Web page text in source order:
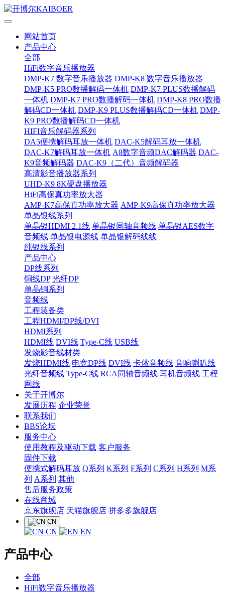
网站首页
产品中心
全部
HiFi数字音乐播放器
DMP-K7 数字音乐播放器 DMP-K8 数字音乐播放器
DMP-K5 PRO数播解码一体机 DMP-K7 PLUS数播解码
一体机 DMP-K7 PRO数播解码一体机 DMP-K8 PRO数播
解码CD一体机 DMP-K9 PLUS数播解码CD一体机 DMP-
K9 PRO数播解码CD一体机
HIFI音乐解码器系列
DA5便携解码耳放一体机 DAC-K5解码耳放一体机
DAC-K7解码耳放一体机 A8数字音频DAC解码器 DAC-
K9音频解码器 DAC-K9（二代）音频解码器
高清影音播放器系列
UHD-K9 8K硬盘播放器
HiFi高保真功率放大器
AMP-K7高保真功率放大器 AMP-K9高保真功率放大器
单晶银线系列
单晶银HDMI 2.1线 单晶银同轴音频线 单晶银AES数字
音频线 单晶银电源线 单晶银解码线线
纯银线系列
产品中心
DP线系列
铜线DP 光纤DP
单晶铜系列
音频线
工程装备类
工程HDMI/DP线/DVI
HDMI系列
HDMI线 DVI线 Type-C线 USB线
发烧影音线材类
发烧HDMI线 电竞DP线 DVI线 卡侬音频线 音响喇叭线
光纤音频线 Type-C线 RCA同轴音频线 耳机音频线 工程
网线
关于开博尔
发展历程 企业荣誉
联系我们
BBS论坛
服务中心
使用教程及驱动下载 客户服务
固件下载
便携式解码耳放 Q系列 K系列 F系列 C系列 H系列 M系
列 A系列 其他
售后服务政策
在线商城
京东旗舰店 天猫旗舰店 拼多多旗舰店
CN
CN EN
产品中心
全部
HiFi数字音乐播放器